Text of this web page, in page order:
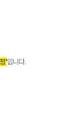
'입니다.